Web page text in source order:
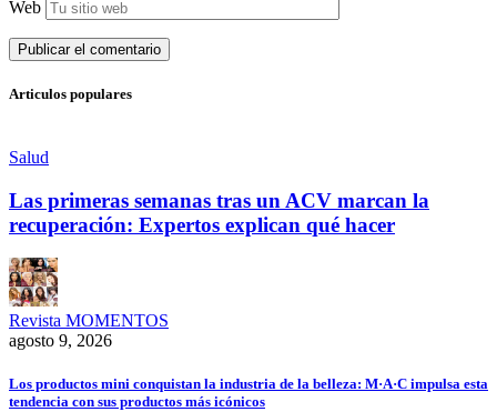
Web
Articulos populares
Salud
Las primeras semanas tras un ACV marcan la
recuperación: Expertos explican qué hacer
Revista MOMENTOS
agosto 9, 2026
Los productos mini conquistan la industria de la belleza: M·A·C impulsa esta
tendencia con sus productos más icónicos